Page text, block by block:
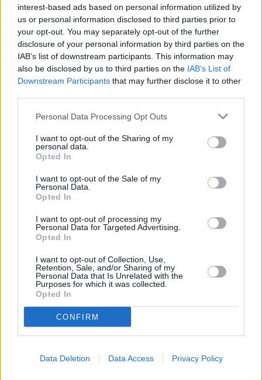
interest-based ads based on personal information utilized by
us or personal information disclosed to third parties prior to
your opt-out. You may separately opt-out of the further
disclosure of your personal information by third parties on the
IAB’s list of downstream participants. This information may
also be disclosed by us to third parties on the IAB’s List of
Downstream Participants that may further disclose it to other
Personal Data Processing Opt Outs
I want to opt-out of the Sharing of my
personal data.
Opted In
I want to opt-out of the Sale of my
Personal Data.
Opted In
I want to opt-out of processing my
Personal Data for Targeted Advertising.
Opted In
I want to opt-out of Collection, Use,
Retention, Sale, and/or Sharing of my
Personal Data that Is Unrelated with the
Purposes for which it was collected.
Opted In
CONFIRM
Data Deletion Data Access Privacy Policy